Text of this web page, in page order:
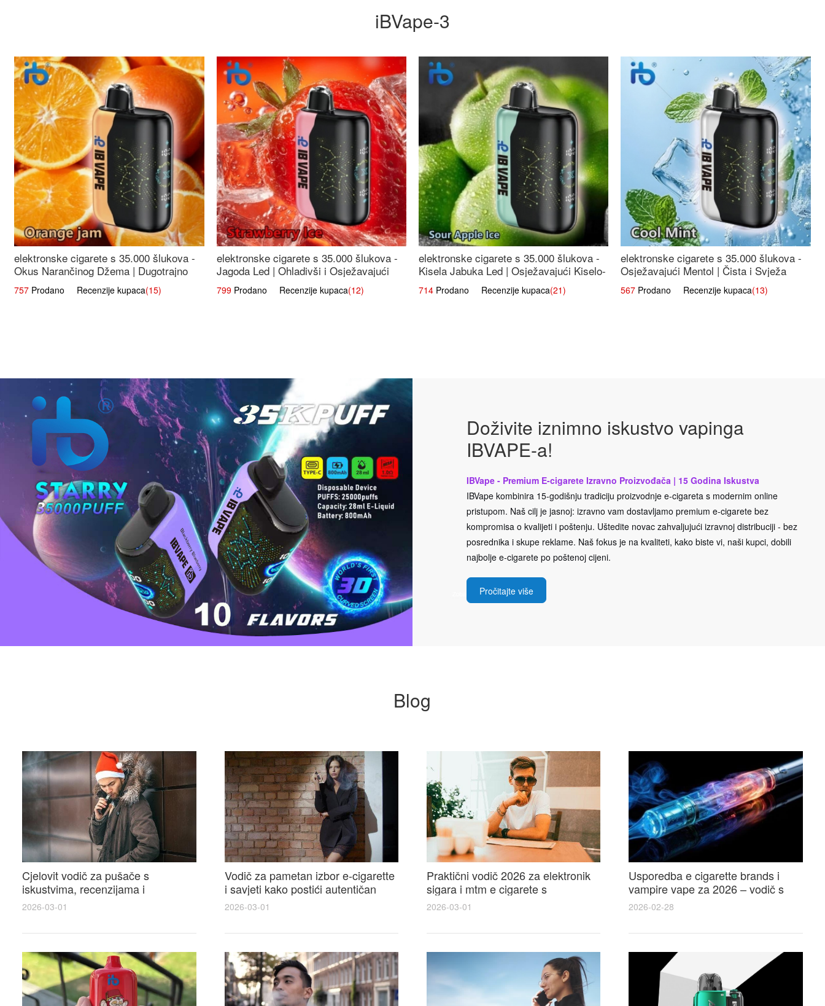
iBVape-3
elektronske cigarete s 35.000 šlukova -
Okus Narančinog Džema | Dugotrajno
Iskustvo
757 Prodano Recenzije kupaca(15)
elektronske cigarete s 35.000 šlukova -
Jagoda Led | Ohladivši i Osježavajući
Okus
799Prodano Recenzije kupaca(12)
elektronske cigarete s 35.000 šlukova -
Kisela Jabuka Led | Osježavajući Kiselo-
Slatki Okus
714Prodano Recenzije kupaca(21)
elektronske cigarete s 35.000 šlukova -
Osježavajući Mentol | Čista i Svježa
Okus
567 Prodano Recenzije kupaca(13)
Doživite iznimno iskustvo vapinga
IBVAPE-a!
IBVape - Premium E-cigarete Izravno Proizvođača | 15 Godina Iskustva
IBVape kombinira 15-godišnju tradiciju proizvodnje e-cigareta s modernim online
pristupom. Naš cilj je jasnoj: izravno vam dostavljamo premium e-cigarete bez
kompromisa o kvalijeti i poštenju. Uštedite novac zahvaljujući izravnoj distribuciji - bez
posrednika i skupe reklame. Naš fokus je na kvaliteti, kako biste vi, naši kupci, dobili
najbolje e-cigarete po poštenoj cijeni.
Pročitajte više
Blog
Cjelovit vodič za pušače s
iskustvima, recenzijama i
raspravama o e-cigarette na e
cigareta forum
2026-03-01
Vodič za pametan izbor e-cigarette
i savjeti kako postići autentičan
elektronske cigarete feel
2026-03-01
Praktični vodič 2026 za elektronik
sigara i mtm e cigarete s
usporedbom, recenzijama i
savjetima
2026-03-01
Usporedba e cigarette brands i
vampire vape za 2026 – vodič s
recenzijama, okusima i najboljim
ponudama
2026-02-28